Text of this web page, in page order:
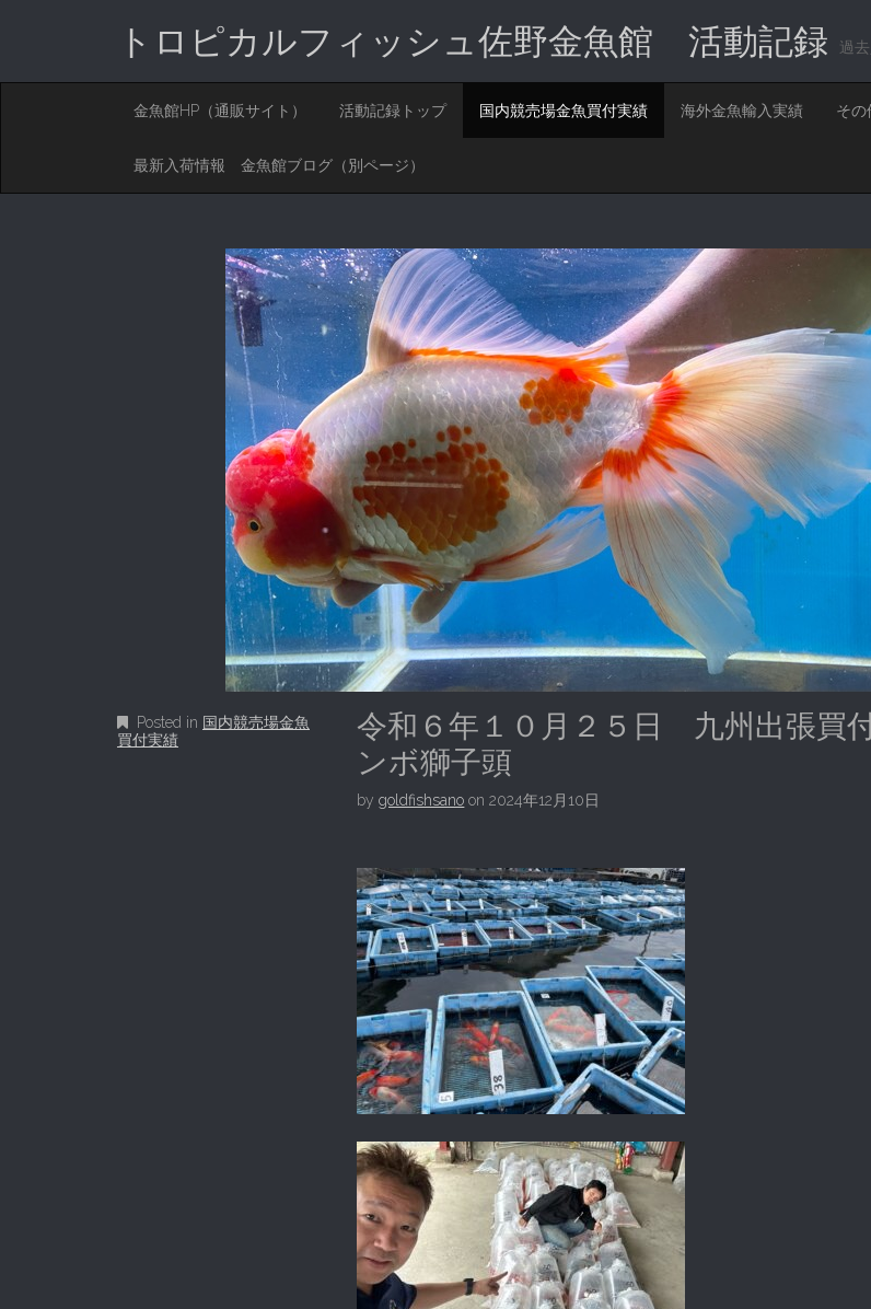
トロピカルフィッシュ佐野金魚館 活動記録 過
M
A
N
O
金魚館HP（通販サイト） 活動記録トップ 国内競売場金魚買付実績 海外金魚輸入実績 その
最新入荷情報 金魚館ブログ（別ページ）
Posted in 国内競売場金魚
買付実績
令和６年１０月２５日 九州出張買
ンボ獅子頭
bygoldfishsano on2024年12月10日